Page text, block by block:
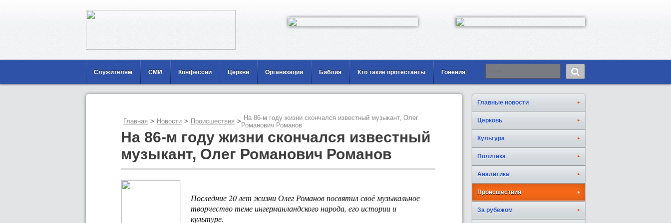
Служителям СМИ Конфессии Церкви Организации Библия Кто такие протестанты Гонения
Главная > Новости > Происшествия > На 86-м году жизни скончался известный музыкант, Олег
Романович Романов
На 86-м году жизни скончался известный
музыкант, Олег Романович Романов
Последние 20 лет жизни Олег Романов посвятил своё музыкальное
творчество теме ингерманландского народа, его истории и
культуре.
Главные новости
Церковь
Культура
Политика
Аналитика
Происшествия
За рубежом